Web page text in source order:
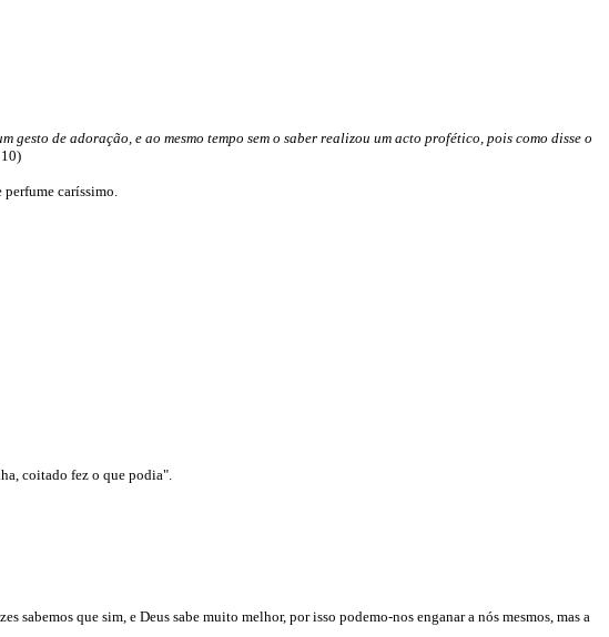
de adoração, e ao mesmo tempo sem o saber realizou um acto profético, pois como disse o
perfume caríssimo.
coitado fez o que podia".
sabemos que sim, e Deus sabe muito melhor, por isso podemo-nos enganar a nós mesmos, mas a